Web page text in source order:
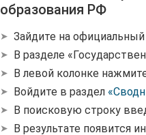
образования РФ
Зайдите на
В разделе
В левой колонке
Войдите в раздел
В поисковую строку
В результате появится